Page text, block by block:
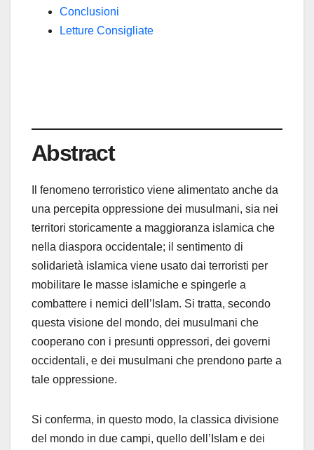
Conclusioni
Letture Consigliate
Abstract
Il fenomeno terroristico viene alimentato anche da
una percepita oppressione dei musulmani, sia nei
territori storicamente a maggioranza islamica che
nella diaspora occidentale; il sentimento di
solidarietà islamica viene usato dai terroristi per
mobilitare le masse islamiche e spingerle a
combattere i nemici dell’Islam. Si tratta, secondo
questa visione del mondo, dei musulmani che
cooperano con i presunti oppressori, dei governi
occidentali, e dei musulmani che prendono parte a
tale oppressione.
Si conferma, in questo modo, la classica divisione
del mondo in due campi, quello dell’Islam e dei